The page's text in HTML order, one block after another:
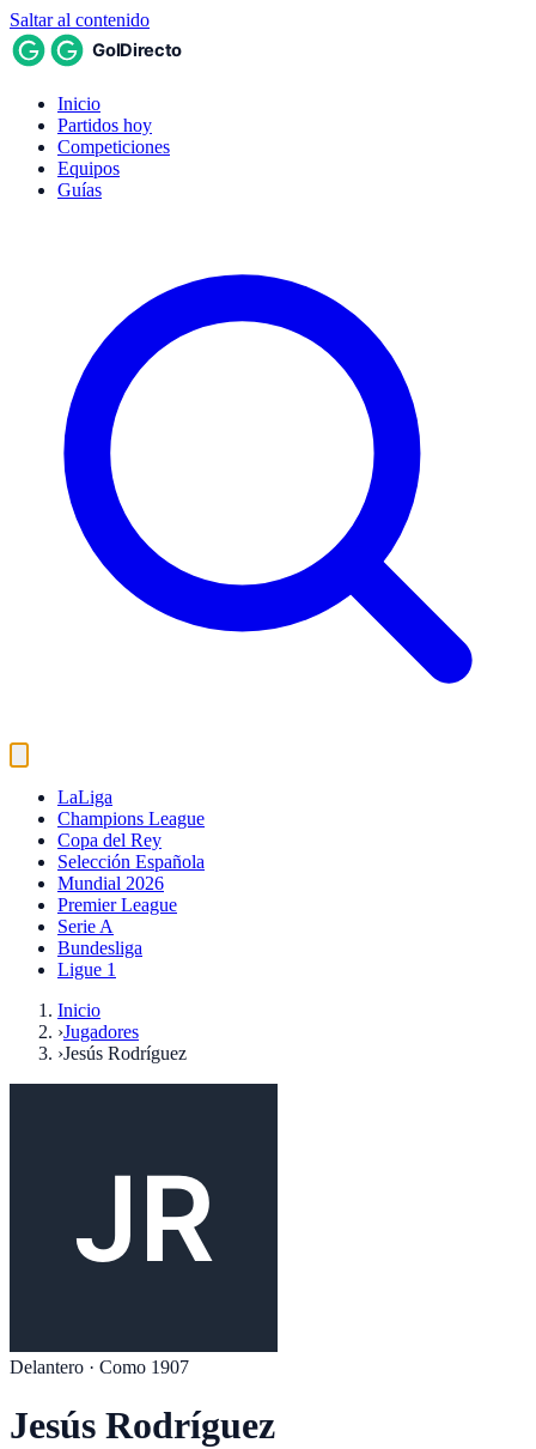
Saltar al contenido
Inicio
Partidos hoy
Competiciones
Equipos
Guías
LaLiga
Champions League
Copa del Rey
Selección Española
Mundial 2026
Premier League
Serie A
Bundesliga
Ligue 1
Inicio
›Jugadores
›Jesús Rodríguez
Delantero · Como 1907
Jesús Rodríguez